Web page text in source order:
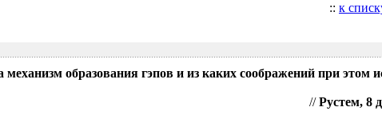
:: к
механизм образования гэпов и из каких соображений при этом
//Рустем, 8